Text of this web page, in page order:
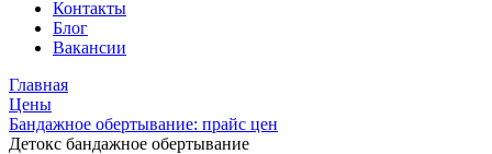
Контакты
Блог
Вакансии
Главная
Цены
Бандажное обертывание: прайс цен
Детокс бандажное обертывание